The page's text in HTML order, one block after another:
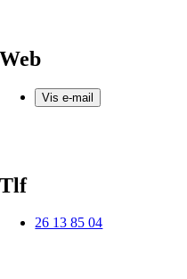
Web
Vis e-mail
Tlf
26 13 85 04